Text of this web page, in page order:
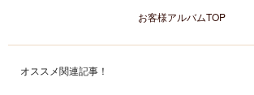
お客様アルバムTOP
オススメ関連記事！